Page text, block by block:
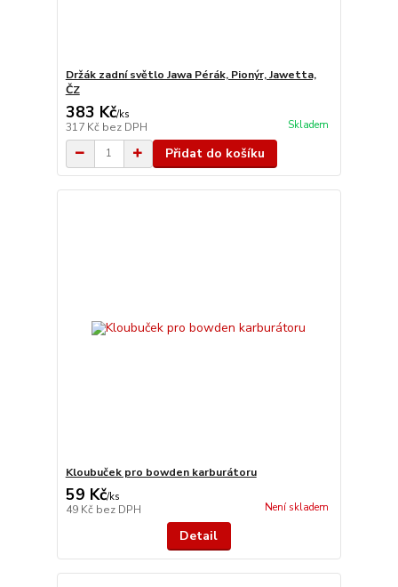
Držák zadní světlo Jawa Pérák, Pionýr, Jawetta,
ČZ
383 Kč/ks
317 Kč bez DPH Skladem
Přidat do košíku
Kloubuček pro bowden karburátoru
59 Kč/ks
49 Kč bez DPH Není skladem
Detail